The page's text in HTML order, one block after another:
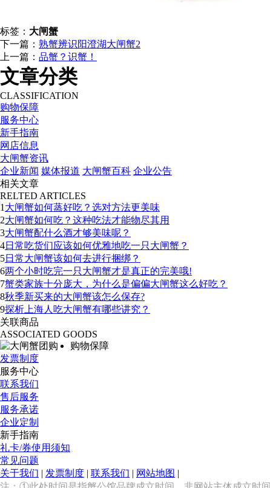
标签： 大闸蟹
下一篇： 熟蟹辨识阳澄湖大闸蟹2
上一篇： 品蟹？识蟹！
文章分类
CLASSIFICATION
购物保障
服务中心
新手指南
网店信息
大闸蟹资讯
企业新闻 媒体报道 大闸蟹百科 企业公告
相关文章
RELTED ARTICLES
1 大闸蟹如何蒸好吃？选对方法更美味
2大闸蟹如何吃？这种吃法才能物尽其用
3大闸蟹配什么酒才够美味呢？
4日常吃货们应该如何优雅地吃一只大闸蟹？
5日常大闸蟹该如何去进行捆绑？
6两个小时吃完一只大闸蟹才是真正的完美哦!
7蟹类家族十分庞大，为什么是偏偏大闸蟹这么好吃？
8秋季新买来的大闸蟹该怎么保存?
9探析上海人吃大闸蟹有哪些讲究？
关联商品
ASSOCIATED GOODS
购物保障
发票制度
服务中心
联系我们
售后服务
服务承诺
企业定制
新手指南
礼卡/券使用须知
常见问题
关于我们 | 发票制度 | 联系我们 | 网站地图 |
上